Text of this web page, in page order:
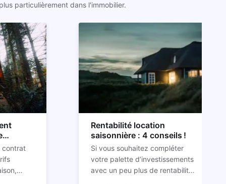
particulièrement dans l'immobilier.
contrat
Rentabilité location
saisonnière : 4 conseils !
Si vous souhaitez compléter
votre palette d’investissements
avec un peu plus de rentabilité,